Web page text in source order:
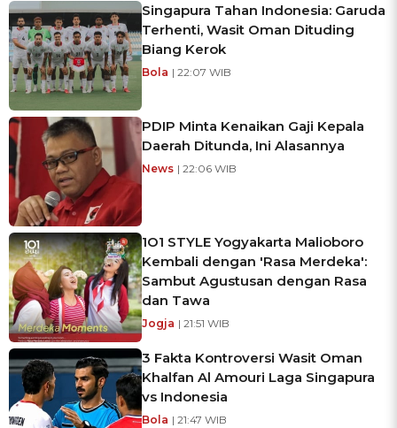
Singapura Tahan Indonesia: Garuda
Terhenti, Wasit Oman Dituding
Biang Kerok
Bola | 22:07 WIB
PDIP Minta Kenaikan Gaji Kepala
Daerah Ditunda, Ini Alasannya
News | 22:06 WIB
1O1 STYLE Yogyakarta Malioboro
Kembali dengan 'Rasa Merdeka':
Sambut Agustusan dengan Rasa
dan Tawa
Jogja | 21:51 WIB
3 Fakta Kontroversi Wasit Oman
Khalfan Al Amouri Laga Singapura
vs Indonesia
Bola | 21:47 WIB